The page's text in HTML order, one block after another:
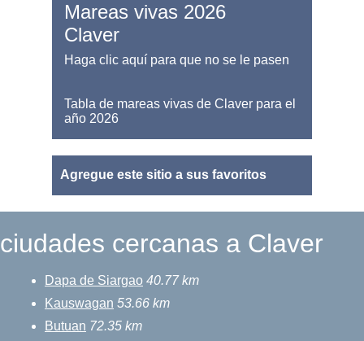
Mareas vivas 2026
Claver
Haga clic aquí para que no se le pasen
Tabla de mareas vivas de Claver para el
año 2026
Agregue este sitio a sus favoritos
ciudades cercanas a Claver
Dapa de Siargao 40.77 km
Kauswagan 53.66 km
Butuan 72.35 km